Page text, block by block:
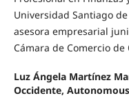
Universidad Santiago
asesora empresarial
Cámara de Comercio de
Luz Ángela Martínez
Occidente,